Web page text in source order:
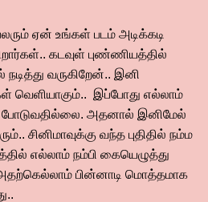
ஏன் உங்கள் படம் அடிக்கடி
கடவுள் புண்ணியத்தில்
வருகிறேன்.. இனி
வெளியாகும்.. இப்போது எல்லாம்
அதனால் இனிமேல்
சினிமாவுக்கு வந்த புதிதில் நம்ம
எல்லாம் நம்பி கையெழுத்து
பின்னாடி மொத்தமாக